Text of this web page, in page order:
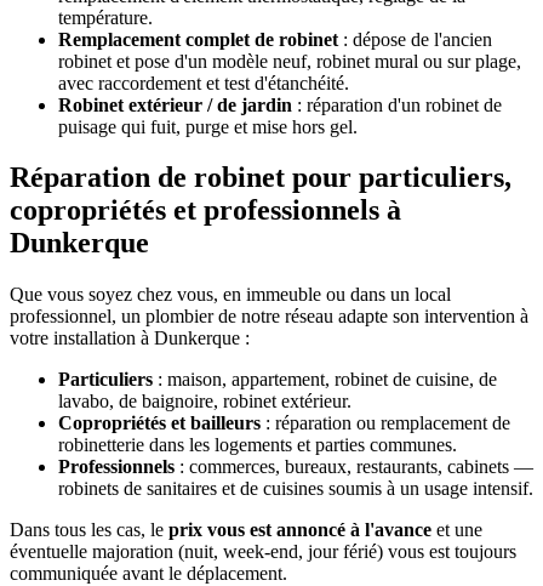
température.
Remplacement complet de robinet : dépose de l'ancien
robinet et pose d'un modèle neuf, robinet mural ou sur plage,
avec raccordement et test d'étanchéité.
Robinet extérieur / de jardin : réparation d'un robinet de
puisage qui fuit, purge et mise hors gel.
Réparation de robinet pour particuliers,
copropriétés et professionnels à
Dunkerque
Que vous soyez chez vous, en immeuble ou dans un local
professionnel, un plombier de notre réseau adapte son intervention à
votre installation à Dunkerque :
Particuliers : maison, appartement, robinet de cuisine, de
lavabo, de baignoire, robinet extérieur.
Copropriétés et bailleurs : réparation ou remplacement de
robinetterie dans les logements et parties communes.
Professionnels : commerces, bureaux, restaurants, cabinets —
robinets de sanitaires et de cuisines soumis à un usage intensif.
Dans tous les cas, le prix vous est annoncé à l'avance et une
éventuelle majoration (nuit, week-end, jour férié) vous est toujours
communiquée avant le déplacement.